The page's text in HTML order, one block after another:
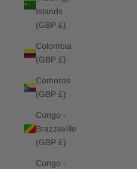
Islands
(GBP £)
Colombia
(GBP £)
Comoros
(GBP £)
Congo -
Brazzaville
(GBP £)
Congo -